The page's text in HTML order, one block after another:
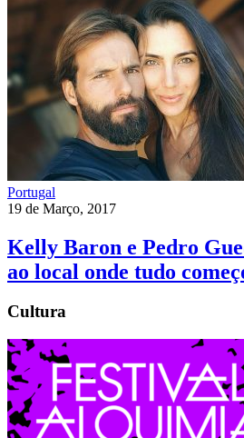
Portugal
19 de Março, 2017
Kelly Baron e Pedro
ao local onde tudo
Cultura